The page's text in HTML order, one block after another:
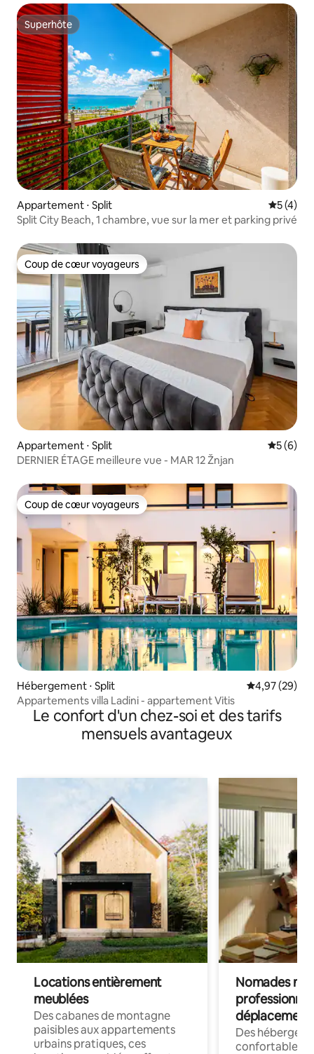
Superhôte
Superhôte
Appartement ⋅ Split
5 (4)
Split City Beach, 1 chambre, vue sur la mer et parking privé
Coup de cœur voyageurs
Coup de cœur voyageurs
Appartement ⋅ Split
5 (6)
DERNIER ÉTAGE meilleure vue - MAR 12 Žnjan
Coup de cœur voyageurs
Coup de cœur voyageurs
Hébergement ⋅ Split Évaluation
4,97 (29)
Appartements villa Ladini - appartement Vitis
Le confort d'un chez-soi et des tarifs
mensuels avantageux
Locations entièrement
meublées
Des cabanes de montagne
paisibles aux appartements
urbains pratiques, ces
Nomades
déplacement
Des
confortables